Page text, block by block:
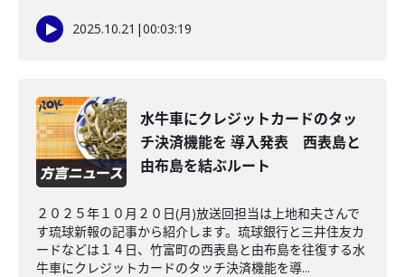
2025.10.21 |00:03:19
水牛車にクレジットカードのタッ
チ決済機能を 導入発表 西表島と
由布島を結ぶルート
２０２５年１０月２０日(月)放送回担当は上地和夫さんで
す琉球新報の記事から紹介します。琉球銀行と三井住友カ
ードなどは１４日、竹富町の西表島と由布島を往復する水
牛車にクレジットカードのタッチ決済機能を導...